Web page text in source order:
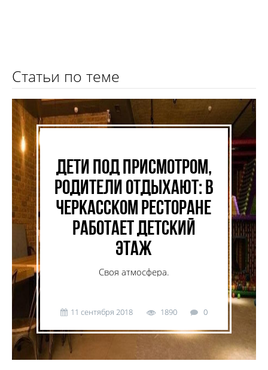
Статьи по теме
Дети под присмотром,
родители отдыхают: в
черкасском ресторане
работает детский
этаж
Своя атмосфера.
11 сентября 2018 1890 0